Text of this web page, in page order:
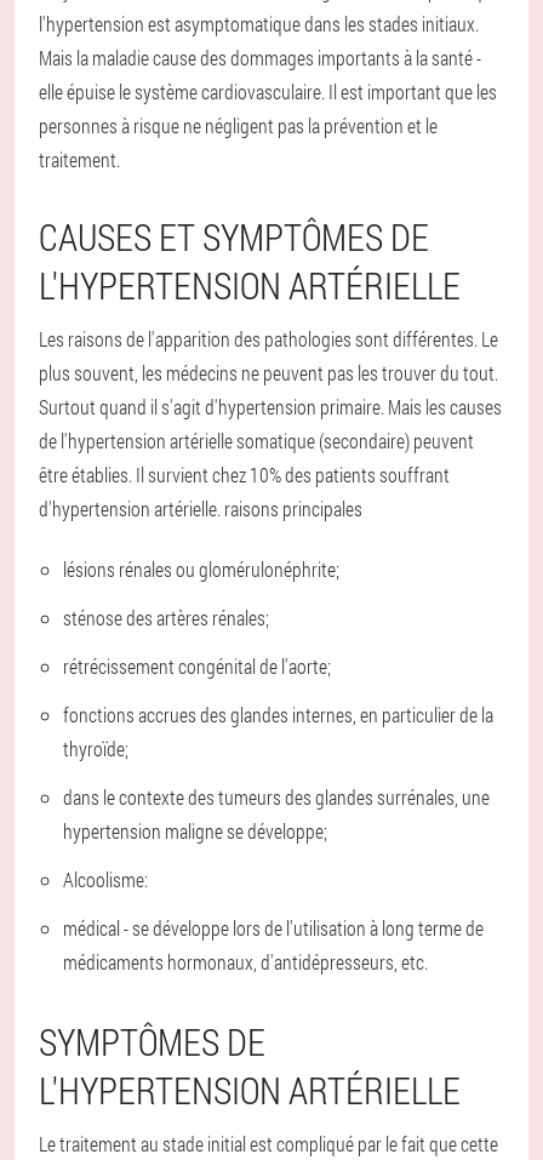
l'hypertension est asymptomatique dans les stades initiaux.
Mais la maladie cause des dommages importants à la santé -
elle épuise le système cardiovasculaire. Il est important que les
personnes à risque ne négligent pas la prévention et le
traitement.
CAUSES ET SYMPTÔMES DE
L'HYPERTENSION ARTÉRIELLE
Les raisons de l'apparition des pathologies sont différentes. Le
plus souvent, les médecins ne peuvent pas les trouver du tout.
Surtout quand il s'agit d'hypertension primaire. Mais les causes
de l'hypertension artérielle somatique (secondaire) peuvent
être établies. Il survient chez 10% des patients souffrant
d'hypertension artérielle. raisons principales
lésions rénales ou glomérulonéphrite;
sténose des artères rénales;
rétrécissement congénital de l'aorte;
fonctions accrues des glandes internes, en particulier de la
thyroïde;
dans le contexte des tumeurs des glandes surrénales, une
hypertension maligne se développe;
Alcoolisme:
médical - se développe lors de l'utilisation à long terme de
médicaments hormonaux, d'antidépresseurs, etc.
SYMPTÔMES DE
L'HYPERTENSION ARTÉRIELLE
Le traitement au stade initial est compliqué par le fait que cette